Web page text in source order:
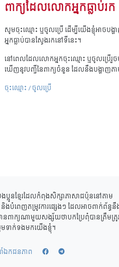
ពាក្យដែលលោកអ្នកធ្លាប់រក
សូមចុះឈ្មោះ ឬចូលប្រើ ដើម្បីយើងខ្ញុំអាចបង្
អ្នកធ្លាប់បានស្វែងរកនៅទីនេះ។
នៅពេលដែលលោកអ្នកចុះឈ្មោះ ឬចូលប្រើរួ
ឃើញនូវបញ្ជីនៃពាក្យចំនួន ដែលនឹងបង្ហាញត
ចុះឈ្មោះ / ចូលប្រើ
ប្អូនខ្មែរដែលកំពុងសិក្សាភាសាជប៉ុននៅតាម
និងបំពេញតម្រូវការផ្សេងៗ ដែលអាចពាក់ព័ន្ធនឹ
ពាក្យណាមួយសង្ស័យថាបកប្រែពុំបានត្រឹមត្រូ
ាក់ទងមកយើងខ្ញុំ។
កជនភាព